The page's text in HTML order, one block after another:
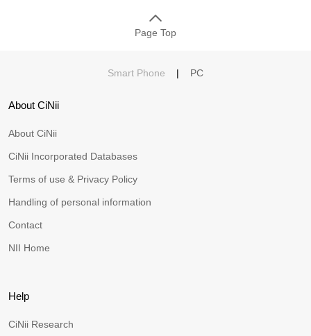
Page Top
Smart Phone | PC
About CiNii
About CiNii
CiNii Incorporated Databases
Terms of use & Privacy Policy
Handling of personal information
Contact
NII Home
Help
CiNii Research